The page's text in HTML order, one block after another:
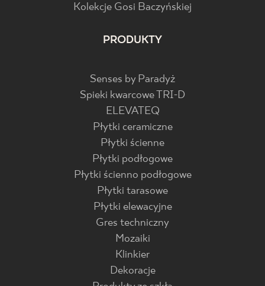
Kolekcje Gosi Baczyńskiej
PRODUKTY
Senses by Paradyż
Spieki kwarcowe TRI-D
ELEVATEQ
Płytki ceramiczne
Płytki ścienne
Płytki podłogowe
Płytki ścienno podłogowe
Płytki tarasowe
Płytki elewacyjne
Gres techniczny
Mozaiki
Klinkier
Dekoracje